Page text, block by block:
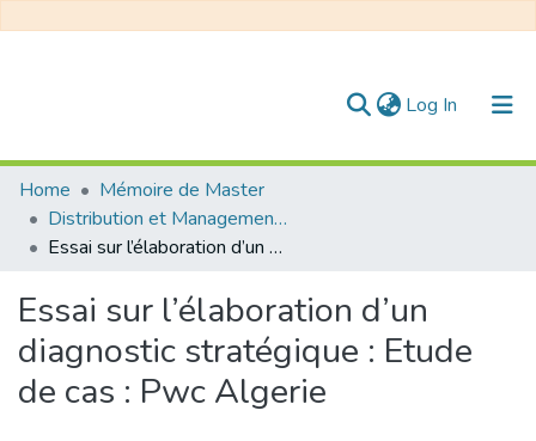
Log In (current)
Communities & Collections
All of DSpace
Home
Mémoire de Master
Distribution et Management de la Chaîne Logistique
Essai sur l’élaboration d’un diagnostic stratégique : Etude de cas : Pwc Algerie
Essai sur l’élaboration d’un
diagnostic stratégique : Etude
de cas : Pwc Algerie